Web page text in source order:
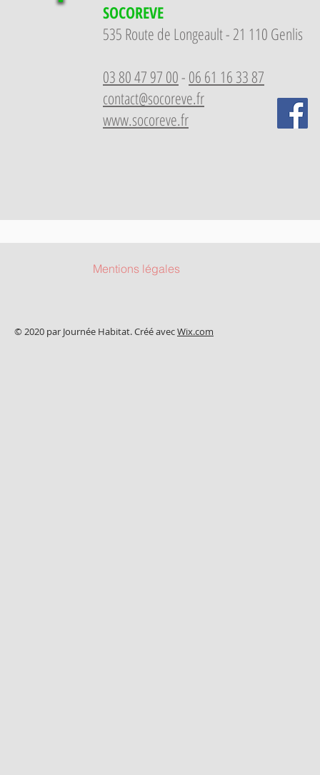
SOCOREVE
535 Route de Longeault - 21 110 Genlis
03 80 47 97 00- 06 61 16 33 87
contact@socoreve.fr
www.socoreve.fr
Mentions légales
© 2020 par Journée Habitat. Créé avecWix.com